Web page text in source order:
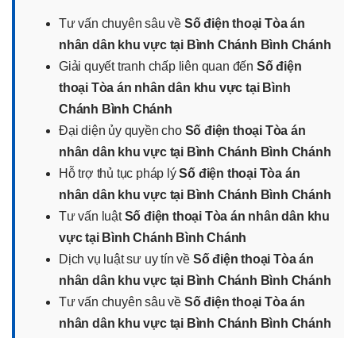
Tư vấn chuyên sâu về Số điện thoại Tòa án
nhân dân khu vực tại Bình Chánh Bình Chánh
Giải quyết tranh chấp liên quan đến Số điện
thoại Tòa án nhân dân khu vực tại Bình
Chánh Bình Chánh
Đại diện ủy quyền cho Số điện thoại Tòa án
nhân dân khu vực tại Bình Chánh Bình Chánh
Hỗ trợ thủ tục pháp lýSố điện thoại Tòa án
nhân dân khu vực tại Bình Chánh Bình Chánh
Tư vấn luậtSố điện thoại Tòa án nhân dân khu
vực tại Bình Chánh Bình Chánh
Dịch vụ luật sư uy tín về Số điện thoại Tòa án
nhân dân khu vực tại Bình Chánh Bình Chánh
Tư vấn chuyên sâu về Số điện thoại Tòa án
nhân dân khu vực tại Bình Chánh Bình Chánh